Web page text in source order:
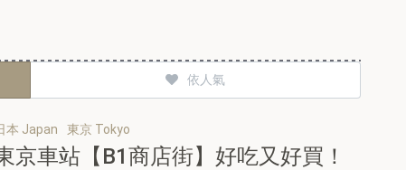
依人氣
本 Japan 東京 Tokyo
京車站【B1商店街】好吃又好買！